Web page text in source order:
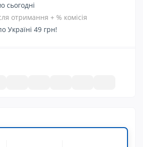
сьогодні
отримання + % комісія
Україні 49 грн!